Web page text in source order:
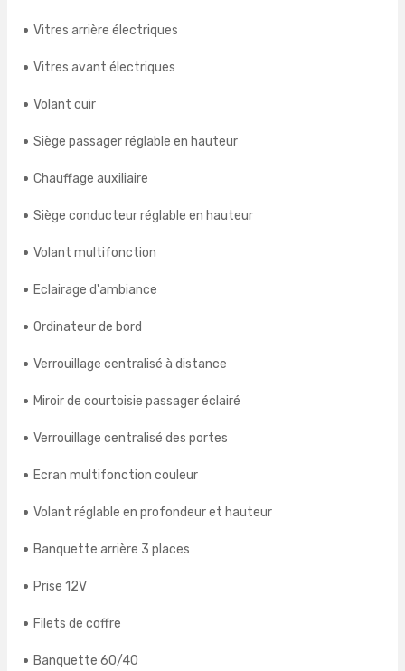
Vitres arrière électriques
Vitres avant électriques
Volant cuir
Siège passager réglable en hauteur
Chauffage auxiliaire
Siège conducteur réglable en hauteur
Volant multifonction
Eclairage d'ambiance
Ordinateur de bord
Verrouillage centralisé à distance
Miroir de courtoisie passager éclairé
Verrouillage centralisé des portes
Ecran multifonction couleur
Volant réglable en profondeur et hauteur
Banquette arrière 3 places
Prise 12V
Filets de coffre
Banquette 60/40